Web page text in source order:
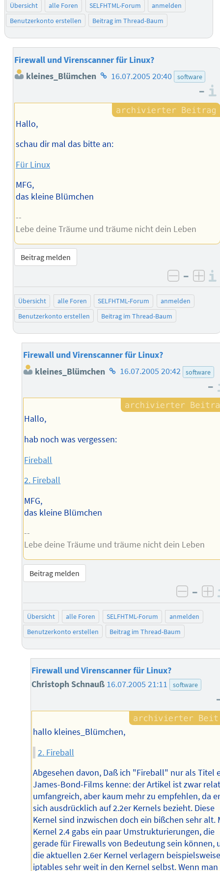
Übersicht alle Foren SELFHTML-Forum
anmelden
Benutzerkonto erstellen
Beitrag im Thread-Baum
Firewall und Virenscanner für Linux?
kleines_Blümchen Homepage
Autors
16.07.2005 20:40 software
–
Hallo,
schau dir mal das bitte an:
Für Linux
MFG,
das kleine Blümchen
--
Lebe deine Träume und träume nicht dein Leben
Beitrag melden
negativ
–
Übersicht alle Foren SELFHTML-Forum
anmelden
Benutzerkonto erstellen
Beitrag im Thread-Baum
Firewall und Virenscanner für Linux?
kleines_Blümchen Homepage
Autors
16.07.2005 20:42 software
–
Hallo,
hab noch was vergessen:
Fireball
2. Fireball
MFG,
das kleine Blümchen
--
Lebe deine Träume und träume nicht dein Leben
Beitrag melden
–
Übersicht alle Foren SELFHTML-Forum
anmelden
Benutzerkonto erstellen
Beitrag im Thread-Baum
Firewall und Virenscanner für Linux?
Christoph Schnauß 16.07.2005 21:11 software
hallo kleines_Blümchen,
2. Fireball
Abgesehen davon, Daß ich "Fireball" nur als Titel
James-Bond-Films kenne: der Artikel ist zwar
umfangreich, aber kaum mehr zu empfehlen, da
sich ausdrücklich auf 2.2er Kernels bezieht. Diese
Kernel sind inzwischen doch ein bißchen sehr alt.
Kernel 2.4 gabs ein paar Umstrukturierungen, die
gerade für Firewalls von Bedeutung sein können,
die aktuellen 2.6er Kernel verlagern
iptables sehr weit in den Kernel selbst. Wenn man